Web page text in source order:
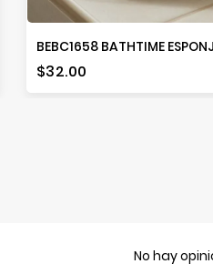
Precio
$32.00
No hay